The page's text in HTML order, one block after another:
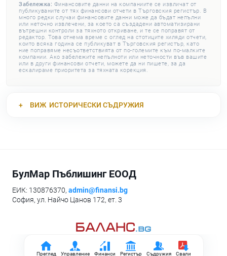
Преглед Управление Финанси Регистър Съдружия Свали
Забележка: Финансовите данни на компаниите се извличат от
публикуваните от тях финансови отчети в Търговския регистър. В
много редки случаи финансовите данни може да бъдат непълни
или неточно извлечени, за което са създадени автоматизирани
вътрешни контроли за тяхното откриване, и те се поправят от
редактор. Това отнема време с оглед на стотиците хиляди отчети,
които всяка година се публикуват в Търговския регистър, като
ние поправяме несъответствията от по-големите към по-малките
компании. Ако забележите непълноти или неточности във вашите
или в други финансови отчети, можете да ни пишете, за да
ескалираме приоритета за тяхната корекция.
ВИЖ ИСТОРИЧЕСКИ СЪДРУЖИЯ
БулМар Пъблишинг ЕООД
ЕИК: 130876370, admin@finansi.bg
София, ул. Найчо Цанов 172, ет. 3